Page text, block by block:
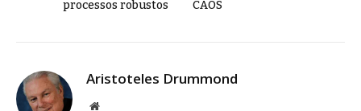
processos robustos
CAOS
Aristoteles Drummond
Site